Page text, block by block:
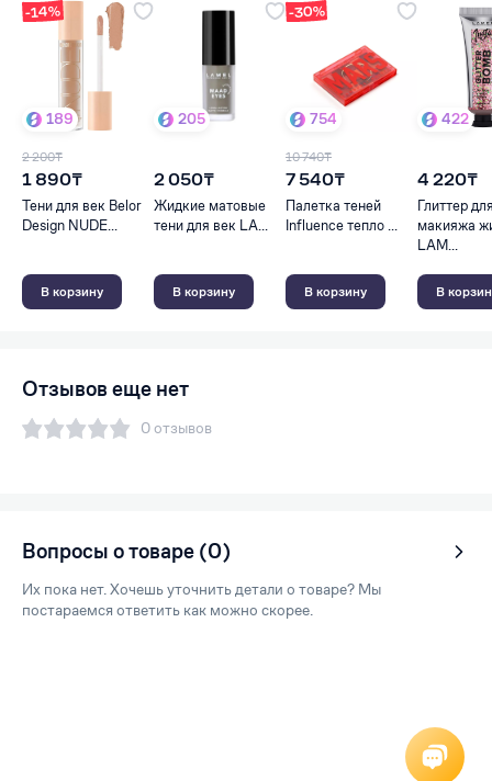
-14%
189
2 200₸
1 890₸
Тени для век Belor
Design NUDE...
В корзину
205
2 050₸
Жидкие матовые
тени для век LA...
В корзину
-30%
754
10 740₸
7 540₸
Палетка теней
Influence тепло ...
В корзину
422
4 220₸
Глиттер
макияжа
LAM...
В
Отзывов еще нет
0 отзывов
Вопросы о товаре (0)
Их пока нет. Хочешь уточнить детали о товаре? Мы
постараемся ответить как можно скорее.